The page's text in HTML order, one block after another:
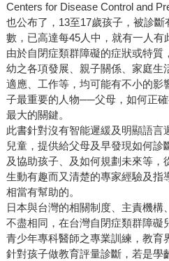
Centers for Disease Control and
也公布了，13至17歲孩子，被診
數，已高達每45人中，就有一人有
由於自閉症類群障礙的症狀或特質
幼之各項發展、親子關係、家庭生
適應、工作等，均可能有不小的影
子最重要的人物──父母，如何正
最大的關鍵。
此書針對沒有智能遲緩及明顯語言
兒童，提供給父母及早發現如何
及協助孩子、及如何規劃未來等，
生動有趣而又清楚的專家經驗及指
相當有幫助的。
日本與台灣的相關制度、主責機構
不盡相同，在台灣自閉症類群障礙
青少年專科醫師之專業訓練，教育
針對孩子做教育評量診斷，若是學